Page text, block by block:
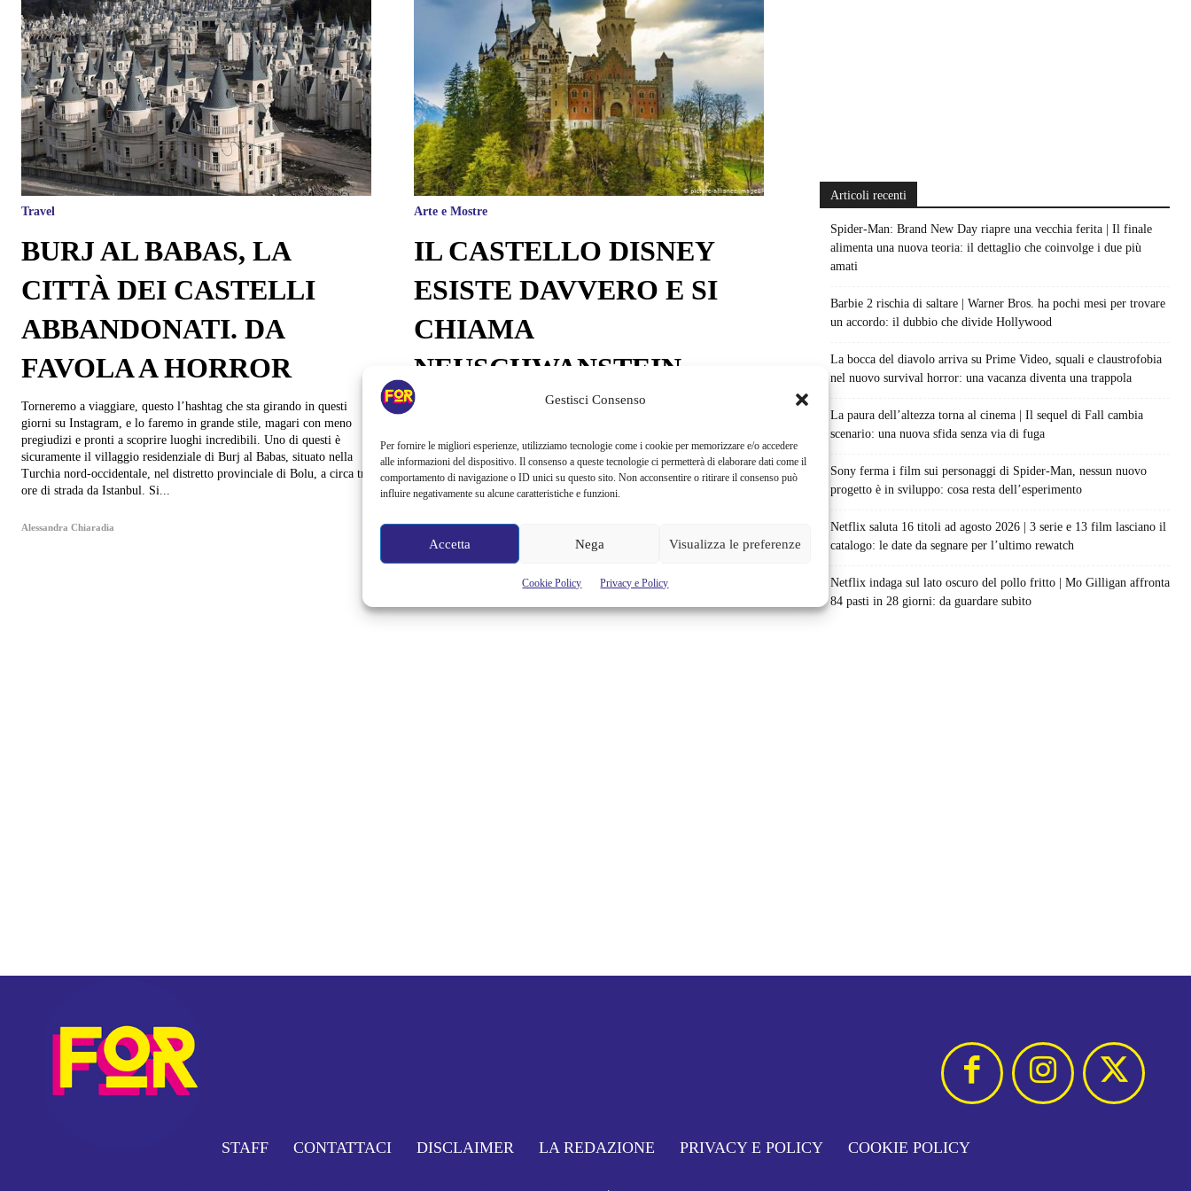
Gestisci Consenso
Per fornire le migliori esperienze, utilizziamo tecnologie come i cookie per memorizzare e/o accedere
alle informazioni del dispositivo. Il consenso a queste tecnologie ci permetterà di elaborare dati come il
comportamento di navigazione o ID unici su questo sito. Non acconsentire o ritirare il consenso può
influire negativamente su alcune caratteristiche e funzioni.
Accetta Nega Visualizza le preferenze
Cookie Policy Privacy e Policy
Travel
BURJ AL BABAS, LA
CITTÀ DEI CASTELLI
ABBANDONATI. DA
FAVOLA A HORROR
Torneremo a viaggiare, questo l’hashtag che sta girando in questi
giorni su Instagram, e lo faremo in grande stile, magari con meno
pregiudizi e pronti a scoprire luoghi incredibili. Uno di questi è
sicuramente il villaggio residenziale di Burj al Babas, situato nella
Turchia nord-occidentale, nel distretto provinciale di Bolu, a circa tre
ore di strada da Istanbul. Si...
Alessandra Chiaradia
Arte e Mostre
IL CASTELLO DISNEY
ESISTE DAVVERO E SI
CHIAMA
NEUSCHWANSTEIN
L’iconico castello Disney, che poi corrisponde a quello del La Bella
esistente da qui è stata presa ispirazione… molta ispirazione. Il
castello ha un nome impronunciabile: Neuschwanstein ed è a oggi
uno dei simboli della Baviera nel mondo per essere un luogo ricco di
fascino e a dir...
Alessandra Chiaradia
Articoli recenti
Spider-Man: Brand New Day riapre una vecchia ferita | Il finale
alimenta una nuova teoria: il dettaglio che coinvolge i due più
amati
Barbie 2 rischia di saltare | Warner Bros. ha pochi mesi per trovare
un accordo: il dubbio che divide Hollywood
La bocca del diavolo arriva su Prime Video, squali e claustrofobia
nel nuovo survival horror: una vacanza diventa una trappola
La paura dell’altezza torna al cinema | Il sequel di Fall cambia
scenario: una nuova sfida senza via di fuga
Sony ferma i film sui personaggi di Spider-Man, nessun nuovo
progetto è in sviluppo: cosa resta dell’esperimento
Netflix saluta 16 titoli ad agosto 2026 | 3 serie e 13 film lasciano il
catalogo: le date da segnare per l’ultimo rewatch
Netflix indaga sul lato oscuro del pollo fritto | Mo Gilligan affronta
84 pasti in 28 giorni: da guardare subito
STAFF CONTATTACI DISCLAIMER LA REDAZIONE PRIVACY E POLICY COOKIE POLICY